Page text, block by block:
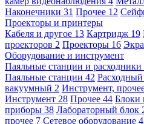
Наконечники 31 Прочее 12
Проекторы и принтеры
Кабеля и другое 13 Картридж 19
проекторов 2 Проекторы 16
Оборудование и инструмент
Паяльные станции и расходники
Паяльные станции 42
вакуумный 2 Инструмент,
Инструмент 28 Прочее 44 Блоки
приборы 38 Лабораторный блок
прочее 7 Сетевое оборудование